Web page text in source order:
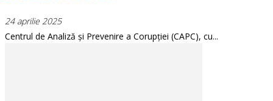
24 aprilie 2025
Centrul de Analiză și Prevenire a Corupției (CAPC), cu...